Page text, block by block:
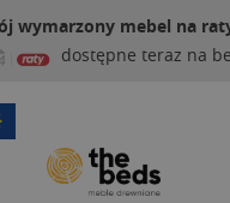
wymarzony mebel na
dostępne teraz na